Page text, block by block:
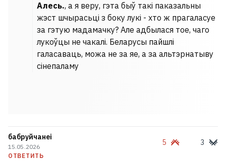
Алесь., а я веру, гэта быў такі паказальны
жэст шчырасьці з боку лукі - хто ж прагаласуе
за гэтую мадамачку? Але адбылася тое, чаго
лукоўцы не чакалі. Беларусы пайшлі
галасаваць, можа не за яе, а за альтэрнатыву
сінепаламу
бабруйчанеі
15.05.2026
ОТВЕТИТЬ
5 3